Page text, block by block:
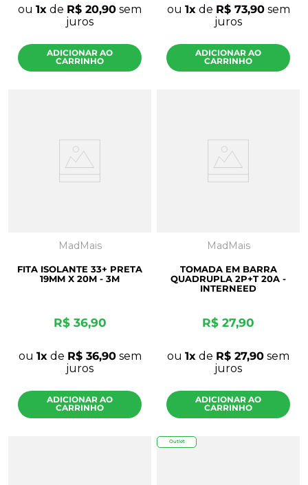
ou 1 de R$ 20,90 sem
juros
ADICIONAR AO
CARRINHO
ou 1 de R$ 73,90sem
juros
ADICIONAR AO
CARRINHO
MadMais
FITA ISOLANTE 33+ PRETA
19MM X 20M - 3M
R$ 36,90
ou 1 de R$ 36,90sem
juros
ADICIONAR AO
CARRINHO
MadMais
TOMADA EM BARRA
QUADRUPLA 2P+T 20A -
INTERNEED
R$ 27,90
ou 1 de R$ 27,90 sem
juros
ADICIONAR AO
CARRINHO
Outlet